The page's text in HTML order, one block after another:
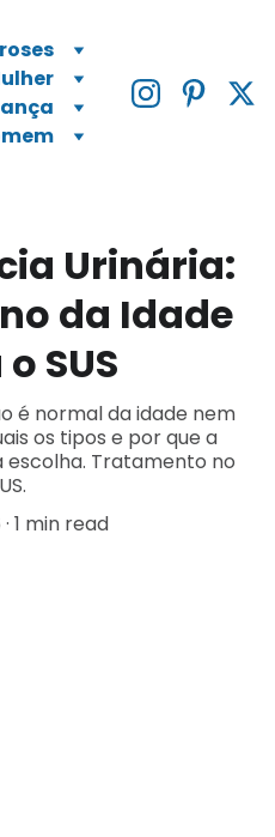
Urinária:
da Idade
SUS
é normal da idade nem
os tipos e por que a
Tratamento no
1 min read